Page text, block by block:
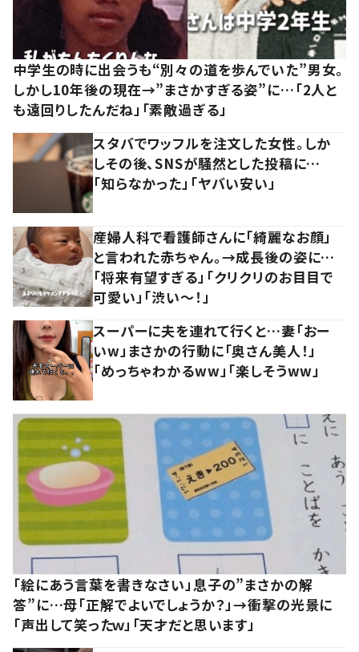
中学生の時に出会うも“別々の道を歩んでいた”男女。
しかし10年後の現在→”まさかすぎる姿”に…「2人と
も遠回りしたんだね」「素敵過ぎる」
スタバでワッフルを注文した女性。しか
しその後、SNSが騒然とした投稿に…
「知らなかった」「ヤバい安い」
産婦人科で看護師さんに「綺麗なお顔」
と言われた赤ちゃん。→成長後の姿に…
「将来有望すぎる」「クリクリのお目目で
可愛い」「渋い～！」
スーパーに夫を連れて行くと…妻「おー
いw」まさかの行動に「奥さん美人！」
「めっちゃわかるww」「楽しそうww」
「絵にあう言葉を書きなさい」息子の”まさかの解
答”に…母「正解でよいでしょうか？」→衝撃の光景に
「声出して笑ったｗ」「天才だと思います」